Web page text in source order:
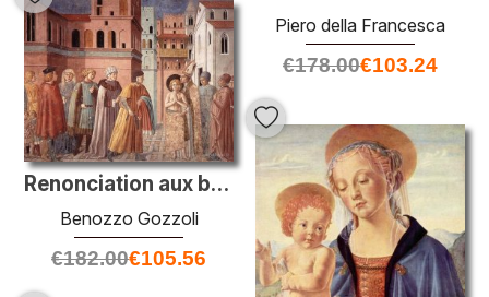
Piero della Francesca
€178.00€103.24
Renonciation aux biens du monde et à l'évêque d'Assisi robes St.
Benozzo Gozzoli
€182.00€105.56